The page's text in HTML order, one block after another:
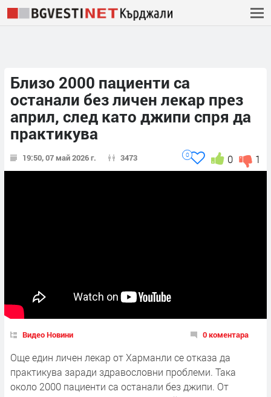
Близо 2000 пациенти са
останали без личен лекар през
април, след като джипи спря да
практикува
19:50, 07 май 2026 г. 3473 1
0
0
Видео Новини 0 коментара
Още един личен лекар от Харманли се отказа да
практикува заради здравословни проблеми. Така
около 2000 пациенти са останали без джипи. От